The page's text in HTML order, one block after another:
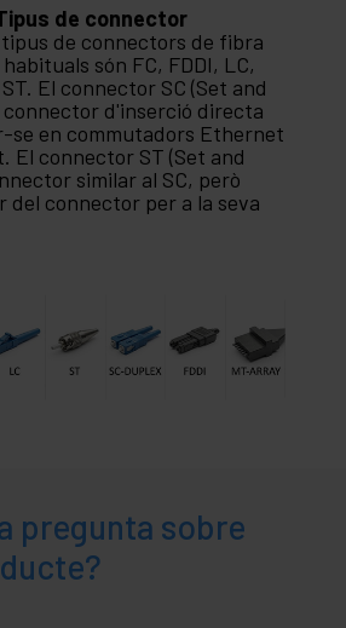
de connector
de connectors de fibra
són FC, FDDI, LC,
El connector SC (Set and
connector d'inserció directa
se en commutadors Ethernet
El connector ST (Set and
similar al SC, però
del connector per a la seva
pregunta sobre